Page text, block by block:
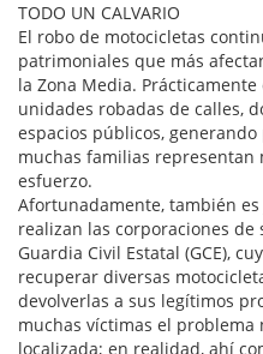
TODO UN CALVARIO
El robo de motocicletas
patrimoniales que más
la Zona Media.
unidades robadas de calles,
espacios públicos,
muchas familias representan
esfuerzo.
Afortunadamente, también
realizan las corporaciones
Guardia Civil Estatal (GCE),
recuperar diversas
devolverlas a sus legítimos
muchas víctimas el
localizada; en realidad, ahí